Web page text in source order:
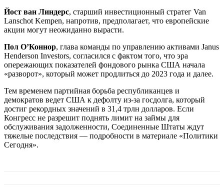
Йост ван Линдерс, старший инвестиционный стратег Van
Lanschot Kempen, напротив, предполагает, что европейские
акции могут неожиданно вырасти.
Пол О’Коннор, глава команды по управлению активами Janus
Henderson Investors, согласился с фактом того, что эра
опережающих показателей фондового рынка США начала
«разворот», который может продлиться до 2023 года и далее.
Тем временем партийная борьба республиканцев и
демократов ведет США к дефолту из-за госдолга, который
достиг рекордных значений в 31,4 трлн долларов. Если
Конгресс не разрешит поднять лимит на займы для
обслуживания задолженности, Соединенные Штаты ждут
тяжелые последствия — подробности в материале «Политики
Сегодня».